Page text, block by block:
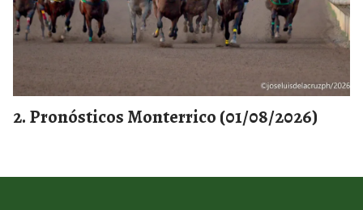
Pronósticos Monterrico (01/08/2026)